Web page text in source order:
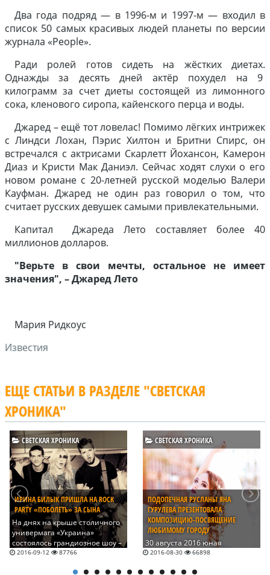
Два года подряд — в 1996-м и 1997-м — входил в
список 50 самых красивых людей планеты по версии
журнала «People».
Ради ролей готов сидеть на жёстких диетах.
Однажды за десять дней актёр похудел на 9
килограмм за счет диеты состоящей из лимонного
сока, кленового сиропа, кайенского перца и воды.
Джаред – ещё тот ловелас! Помимо лёгких интрижек
с Линдси Лохан, Пэрис Хилтон и Бритни Спирс, он
встречался с актрисами Скарлетт Йохансон, Камерон
Диаз и Кристи Мак Даниэл. Сейчас ходят слухи о его
новом романе с 20-летней русской моделью Валери
Кауфман. Джаред не один раз говорил о том, что
считает русских девушек самыми привлекательными.
Капитал Джареда Лето составляет более 40
миллионов долларов.
"Верьте в свои мечты, остальное не имеет
значения", – Джаред Лето
Мария Ридкоус
Известия
ЕЩЕ СТАТЬИ В РАЗДЕЛЕ "СВЕТСКАЯ
ХРОНИКА"
СВЕТСКАЯ ХРОНИКА
ИРИНА БИЛЫК ПРИШЛА НА ROCK
PARTY «ПОБОЛЕТЬ» ЗА СЫНА
На днях на крыше столичного
универмага «Украина»
состоялось грандиозное шоу –
Rock Party с участием молодых
2016-09-12 87766
СВЕТСКАЯ ХРОНИКА
ПОДОПЕЧНАЯ РУСЛАНЫ ЯНА
ГУРУЛЕВА ПРЕЗЕНТОВАЛА
КОМПОЗИЦИЮ-ПОСВЯЩЕНИЕ
ЛЮБИМОМУ ГОРОДУ
30 августа 2016 юная
украинская исполнительница
2016-08-30 66898